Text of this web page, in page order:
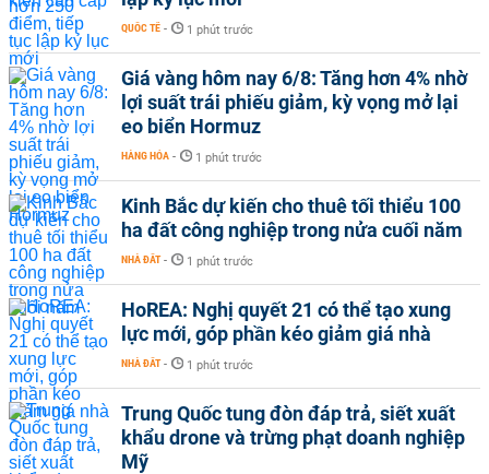
QUỐC TẾ - 1 phút trước
Giá vàng hôm nay 6/8: Tăng hơn 4% nhờ
lợi suất trái phiếu giảm, kỳ vọng mở lại
eo biển Hormuz
HÀNG HÓA - 1 phút trước
Kinh Bắc dự kiến cho thuê tối thiểu 100
ha đất công nghiệp trong nửa cuối năm
NHÀ ĐẤT - 1 phút trước
HoREA: Nghị quyết 21 có thể tạo xung
lực mới, góp phần kéo giảm giá nhà
NHÀ ĐẤT - 1 phút trước
Trung Quốc tung đòn đáp trả, siết xuất
khẩu drone và trừng phạt doanh nghiệp
Mỹ